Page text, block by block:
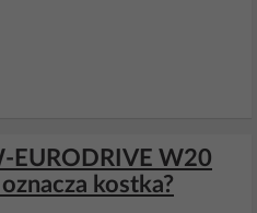
EURODRIVE W20
kostka?